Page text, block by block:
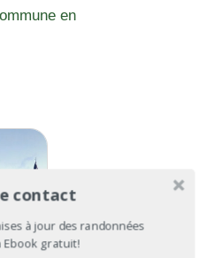
en
contact
à jour des randonnées
Ebook gratuit!